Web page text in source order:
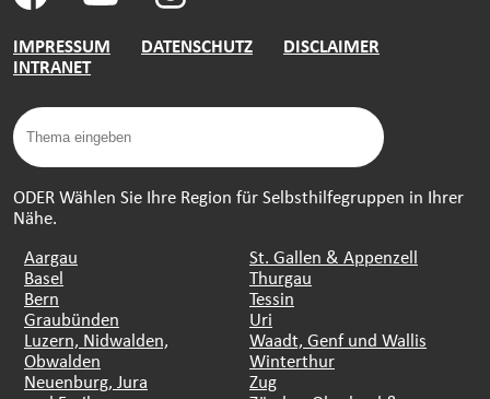
IMPRESSUM DATENSCHUTZ
DISCLAIMER
INTRANET
ODER Wählen Sie Ihre Region für Selbsthilfegruppen in Ihrer
Nähe.
Aargau
Basel
Bern
Graubünden
Luzern, Nidwalden,
Obwalden
Neuenburg, Jura
St. Gallen & Appenzell
Thurgau
Tessin
Uri
Waadt, Genf und Wallis
Winterthur
Zug